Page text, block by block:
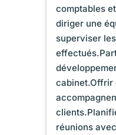
comptables
diriger une
superviser
cabinet.Offrir
réunions